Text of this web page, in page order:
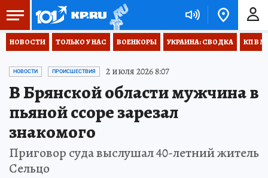
НОВОСТИ ТОЛЬКО У НАС ВОЕНКОРЫ УКРАИНА: СВОДКА КП В
НОВОСТИ ПРОИСШЕСТВИЯ 2 июля 2026 8:07
В Брянской области мужчина в
пьяной ссоре зарезал
знакомого
Приговор суда выслушал 40-летний житель
Сельцо